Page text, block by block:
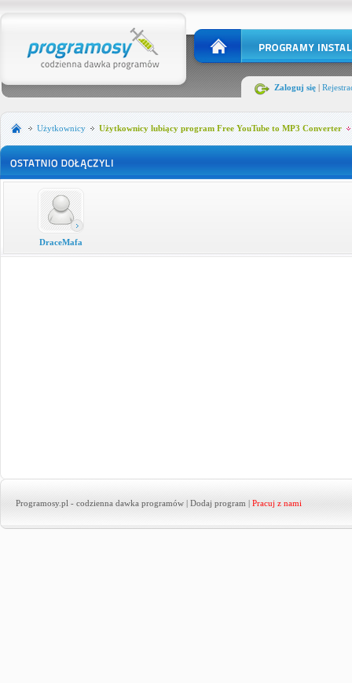
Zaloguj się |
Użytkownicy Użytkownicy lubiący program Free YouTube to MP3 Converter
DraceMafa
Programosy.pl - codzienna dawka programów | Dodaj program | Pracuj z nami